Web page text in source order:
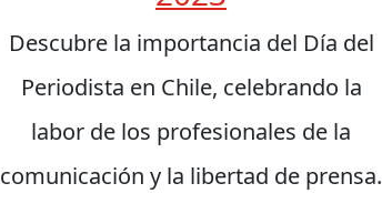
Descubre la importancia del Día del
Periodista en Chile, celebrando la
labor de los profesionales de la
comunicación y la libertad de prensa.